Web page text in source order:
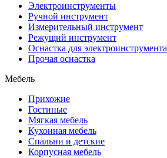
Электроинструменты
Ручной инструмент
Измерительный инструмент
Режущий инструмент
Оснастка для электроинструмента
Прочая оснастка
Мебель
Прихожие
Гостиные
Мягкая мебель
Кухонная мебель
Спальни и детские
Корпусная мебель